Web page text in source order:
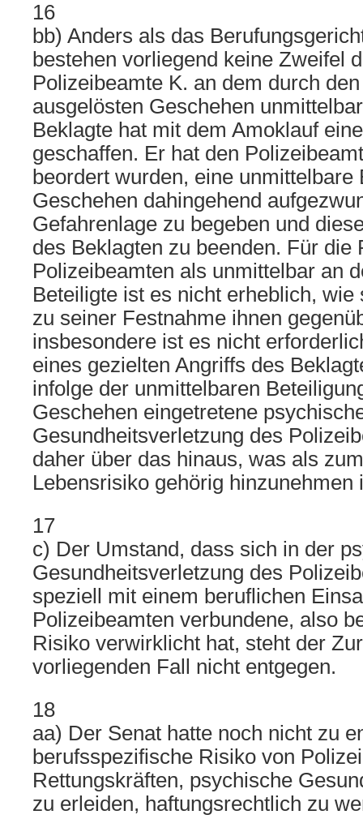
16
bb) Anders als das
bestehen vorliegend keine Zweifel
Polizeibeamte K. an dem durch
ausgelösten Geschehen
Beklagte hat mit dem Amoklauf
geschaffen. Er hat den
beordert wurden, eine unmittelbare
Geschehen dahingehend
Gefahrenlage zu begeben und
des Beklagten zu beenden. Für die
Polizeibeamten als unmittelbar an
Beteiligte ist es nicht erheblich,
zu seiner Festnahme ihnen
insbesondere ist es nicht
eines gezielten Angriffs des
infolge der unmittelbaren
Geschehen eingetretene
Gesundheitsverletzung des
daher über das hinaus, was als
Lebensrisiko gehörig hinzunehmen
17
c) Der Umstand, dass sich in der
Gesundheitsverletzung des
speziell mit einem beruflichen
Polizeibeamten verbundene, also
Risiko verwirklicht hat, steht der
vorliegenden Fall nicht entgegen.
18
aa) Der Senat hatte noch nicht zu
berufsspezifische Risiko von
Rettungskräften, psychische
zu erleiden, haftungsrechtlich zu